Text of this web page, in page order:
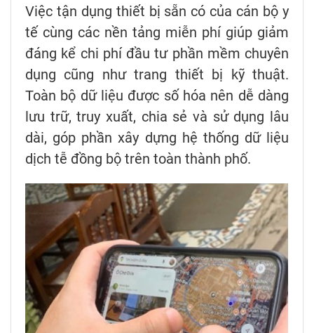
Việc tận dụng thiết bị sẵn có của cán bộ y
tế cùng các nền tảng miễn phí giúp giảm
đáng kể chi phí đầu tư phần mềm chuyên
dụng cũng như trang thiết bị kỹ thuật.
Toàn bộ dữ liệu được số hóa nên dễ dàng
lưu trữ, truy xuất, chia sẻ và sử dụng lâu
dài, góp phần xây dựng hệ thống dữ liệu
dịch tễ đồng bộ trên toàn thành phố.